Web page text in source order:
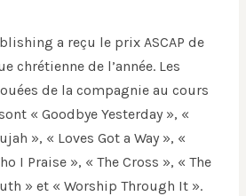
a reçu le prix ASCAP de
chrétienne de l’année. Les
de la compagnie au cours
« Goodbye Yesterday », «
», « Loves Got a Way », «
I Praise », « The Cross », « The
» et « Worship Through It ».